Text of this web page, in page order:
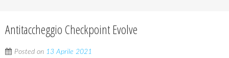
Antitaccheggio Checkpoint Evolve
Posted on 13 Aprile 2021